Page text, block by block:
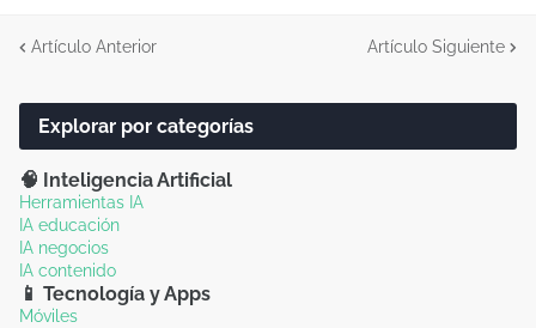
Artículo Anterior Artículo Siguiente
Explorar por categorías
🧠 Inteligencia Artificial
Herramientas IA
IA educación
IA negocios
IA contenido
📱 Tecnología y Apps
Móviles